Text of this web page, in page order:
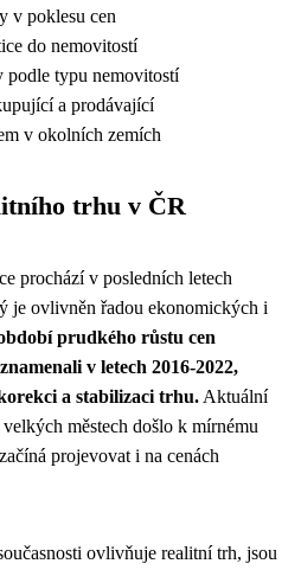
v poklesu cen
do nemovitostí
podle typu nemovitostí
a prodávající
v okolních zemích
trhu v ČR
prochází v posledních letech
je ovlivněn řadou ekonomických i
prudkého růstu cen
v letech 2016-2022,
a stabilizaci trhu. Aktuální
městech došlo k mírnému
projevovat i na cenách
ovlivňuje realitní trh, jsou